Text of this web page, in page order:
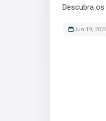
Descubra
Jun 19,